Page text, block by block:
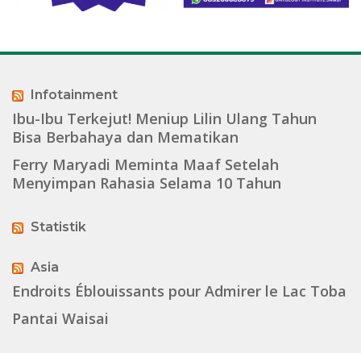
Infotainment
Ibu-Ibu Terkejut! Meniup Lilin Ulang Tahun
Bisa Berbahaya dan Mematikan
Ferry Maryadi Meminta Maaf Setelah
Menyimpan Rahasia Selama 10 Tahun
Statistik
Asia
Endroits Éblouissants pour Admirer le Lac Toba
Pantai Waisai